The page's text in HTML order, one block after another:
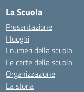
La Scuola
Presentazione
I luoghi
I numeri della scuola
Le carte della scuola
Organizzazione
La storia